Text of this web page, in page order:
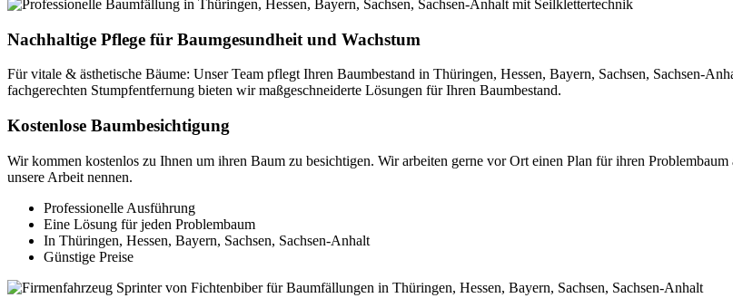
Nachhaltige Pflege für Baumgesundheit und Wachstum
Für vitale & ästhetische Bäume: Unser Team pflegt Ihren Baumbestand in Thüringen, Hessen, Bayern, Sachsen, Sachsen-
fachgerechten Stumpfentfernung bieten wir maßgeschneiderte Lösungen für Ihren Baumbestand.
Kostenlose Baumbesichtigung
Wir kommen kostenlos zu Ihnen um ihren Baum zu besichtigen. Wir arbeiten gerne vor Ort einen Plan für ihren
unsere Arbeit nennen.
Professionelle Ausführung
Eine Lösung für jeden Problembaum
In Thüringen, Hessen, Bayern, Sachsen, Sachsen-Anhalt
Günstige Preise